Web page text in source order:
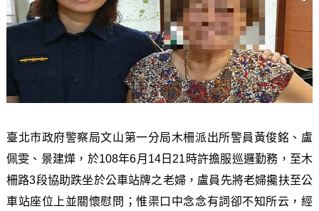
臺北市政府警察局文山第一分局木柵派出所警員黃俊銘、盧
佩雯、景建燁，於108年6月14日21時許擔服巡邏勤務，至木
柵路3段協助跌坐於公車站牌之老婦，盧員先將老婦攙扶至公
車站座位上並關懷慰問；惟渠口中念念有詞卻不知所云，經